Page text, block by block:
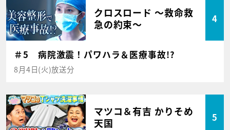
クロスロード ～救命救
急の約束～
4
＃5 病院激震！パワハラ＆医療事故!?
8月4日(火)放送分
マツコ＆有吉 かりそめ
天国
5